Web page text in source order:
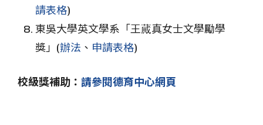
請表格)
東吳大學英文學系「王蕆真女士文學勵學
獎」(辦法 、 申請表格)
校級獎補助： 請參閱德育中心網頁